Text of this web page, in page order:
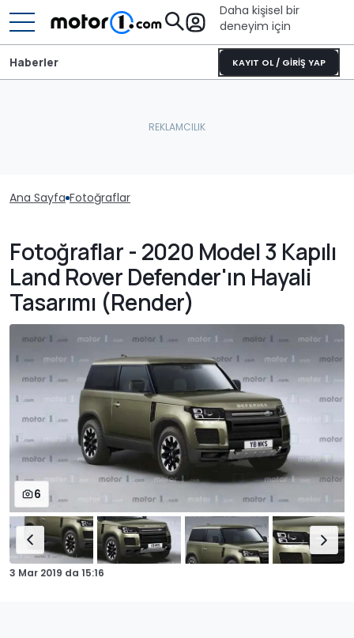
Daha kişisel bir
deneyim için
KAYIT OL / GİRİŞ YAP
Haberler
Ana Sayfa Fotoğraflar
Fotoğraflar - 2020 Model 3 Kapılı
Land Rover Defender'ın Hayali
Tasarımı (Render)
6
3 Mar 2019 da 15:16